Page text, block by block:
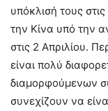
υπόκλισή τους
την Κίνα υπό την
στις 2 Απριλίου.
είναι πολύ
διαμορφούμενων
συνεχίζουν να